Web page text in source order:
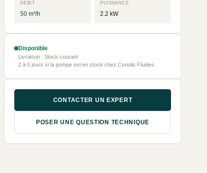
DÉBIT
50 m³/h
PUISSANCE
2.2 kW
Disponible
Livraison : Stock courant
2 à 5 jours si la pompe est en stock chez Coriolis Fluides.
CONTACTER UN EXPERT
POSER UNE QUESTION TECHNIQUE